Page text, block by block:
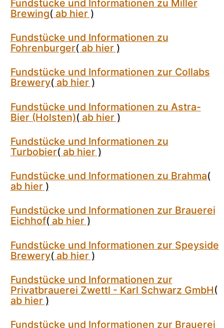
Fundstücke und Informationen zu Miller
Brewing( ab hier)
Fundstücke und Informationen zu
Fohrenburger( ab hier)
Fundstücke und Informationen zur Collabs
Brewery( ab hier)
Fundstücke und Informationen zu Astra-
Bier (Holsten)( ab hier)
Fundstücke und Informationen zu
Turbobier( ab hier)
Fundstücke und Informationen zu Brahma(
ab hier)
Fundstücke und Informationen zur Brauerei
Eichhof( ab hier)
Fundstücke und Informationen zur Speyside
Brewery( ab hier)
Fundstücke und Informationen zur
Privatbrauerei Zwettl - Karl Schwarz GmbH(
ab hier)
Fundstücke und Informationen zur Brauerei